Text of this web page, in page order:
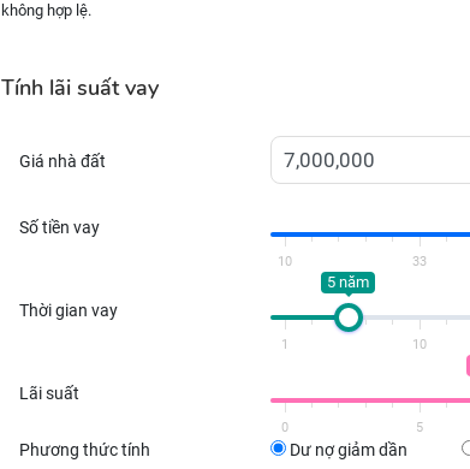
không hợp lệ.
Tính lãi suất vay
Giá nhà đất
Số tiền vay
10 33
Thời gian vay
5 năm
1 10
Lãi suất
0 5
Phương thức tính Dư nợ giảm dần